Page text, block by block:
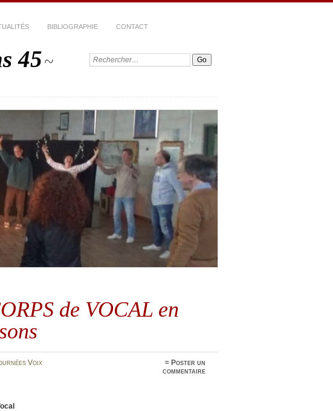
BIBLIOGRAPHIE CONTACT
45~
Recherche:
de VOCAL en
Voix ≈ Poster un
commentaire